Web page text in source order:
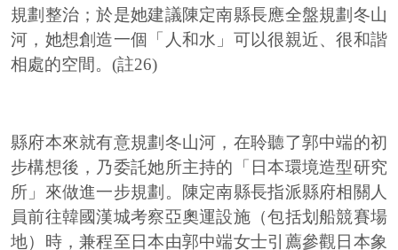
規劃整治；於是她建議陳定南縣長應全盤規劃冬山
河，她想創造一個「人和水」可以很親近、很和諧
相處的空間。(註26)
縣府本來就有意規劃冬山河，在聆聽了郭中端的初
步構想後，乃委託她所主持的「日本環境造型研究
所」來做進一步規劃。陳定南縣長指派縣府相關人
員前往韓國漢城考察亞奧運設施（包括划船競賽場
地）時，兼程至日本由郭中端女士引薦參觀日本象